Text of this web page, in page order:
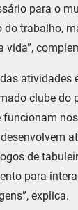
para o
do trabalho,
vida”,
atividades
clube do
funcionam
de
para
explica.